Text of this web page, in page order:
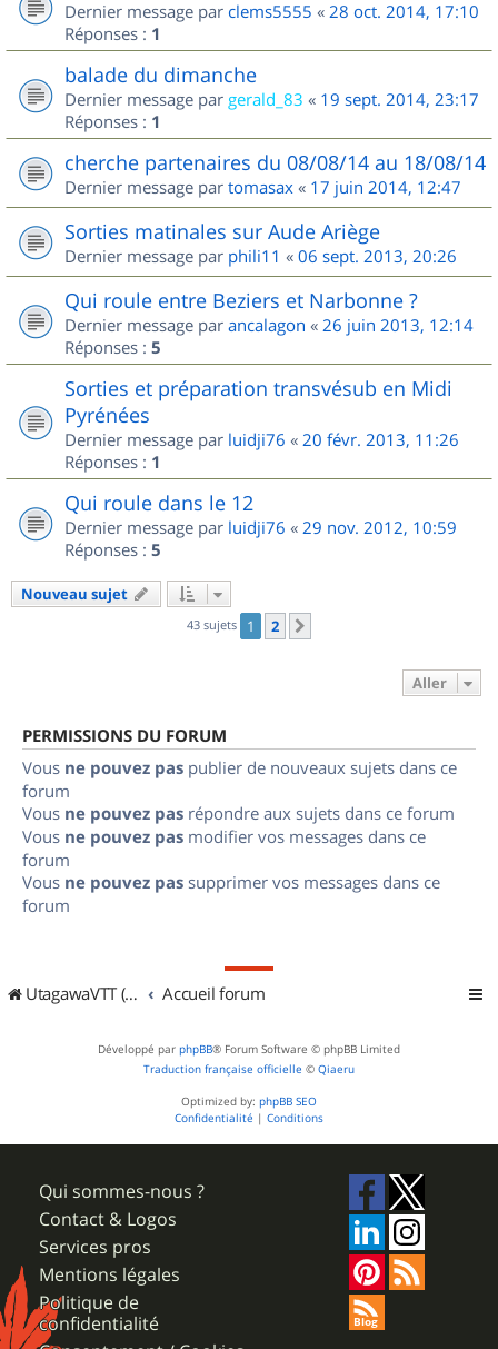
Dernier message par clems5555 « 28 oct. 2014, 17:10
Réponses : 1
balade du dimanche
Dernier message par gerald_83 « 19 sept. 2014, 23:17
Réponses : 1
cherche partenaires du 08/08/14 au 18/08/14
Dernier message par tomasax « 17 juin 2014, 12:47
Sorties matinales sur Aude Ariège
Dernier message par phili11 « 06 sept. 2013, 20:26
Qui roule entre Beziers et Narbonne ?
Dernier message par ancalagon « 26 juin 2013, 12:14
Réponses : 5
Sorties et préparation transvésub en Midi
Pyrénées
Dernier message par luidji76 « 20 févr. 2013, 11:26
Réponses : 1
Qui roule dans le 12
Dernier message par luidji76 « 29 nov. 2012, 10:59
Réponses : 5
Nouveau sujet
43 sujets 1 2
Aller
PERMISSIONS DU FORUM
Vous ne pouvez pas publier de nouveaux sujets dans ce
forum
Vous ne pouvez pas répondre aux sujets dans ce forum
Vous ne pouvez pas modifier vos messages dans ce
forum
Vous ne pouvez pas supprimer vos messages dans ce
forum
UtagawaVTT (Randos VTT et VTTAE avec traces GPS) Accueil forum
Développé par phpBB® Forum Software © phpBB Limited
Traduction française officielle © Qiaeru
Optimized by: phpBB SEO
Confidentialité | Conditions
Qui sommes-nous ?
Contact & Logos
Services pros
Mentions légales
Politique de
confidentialité